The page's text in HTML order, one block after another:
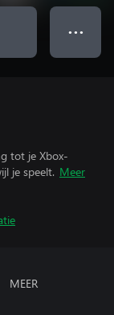
● ● ●
tot je Xbox-
je speelt. Meer
MEER